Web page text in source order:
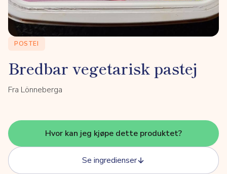
POSTEI
Bredbar vegetarisk pastej
Fra Lönneberga
Hvor kan jeg kjøpe dette produktet?
Se ingredienser